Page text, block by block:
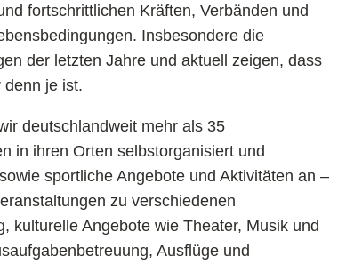
fortschrittlichen Kräften, Verbänden und
Insbesondere die
der letzten Jahre und aktuell zeigen, dass
denn je ist.
deutschlandweit mehr als 35
in ihren Orten selbstorganisiert und
sportliche Angebote und Aktivitäten an –
zu verschiedenen
kulturelle Angebote wie Theater, Musik und
Ausflüge und